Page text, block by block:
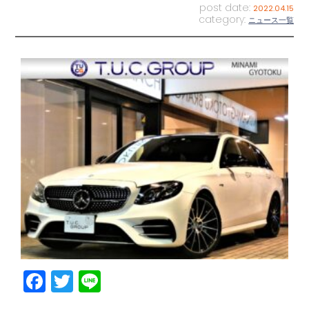
post date: 2022.04.15
category: ニュース一覧
Facebook
Twitter